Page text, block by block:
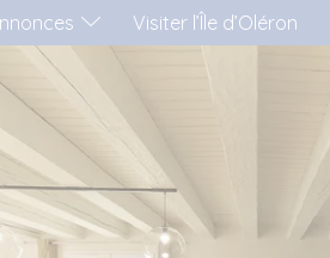
LOUER...
MAISON
APPARTEMENT
Visiter l’Île d’Oléron